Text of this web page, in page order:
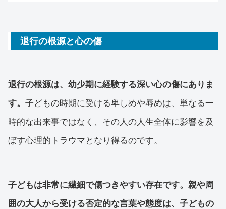
退行の根源と心の傷
退行の根源は、幼少期に経験する深い心の傷にありま
す。 子どもの時期に受ける卑しめや辱めは、単なる一
時的な出来事ではなく、その人の人生全体に影響を及
ぼす心理的トラウマとなり得るのです。
子どもは非常に繊細で傷つきやすい存在です。親や周
囲の大人から受ける否定的な言葉や態度は、子どもの